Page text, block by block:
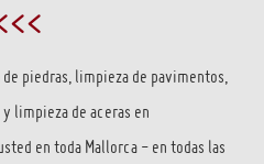
piedras, limpieza de pavimentos,
limpieza de aceras en
en toda Mallorca - en todas las